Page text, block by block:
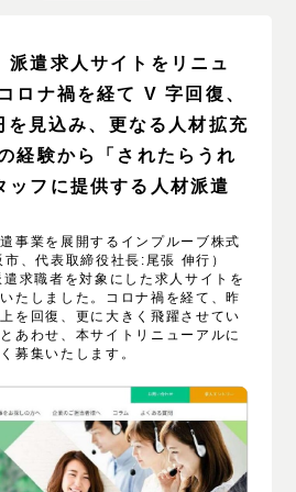
派遣求人サイトをリニュ
ロナ禍を経て V 字回復、
見込み、更なる人材拡充
経験から「されたらうれ
ッフに提供する人材派遣
事業を展開するインプルーブ株式
、代表取締役社⾧:尾張 伸行）
求職者を対象にした求人サイトを
たしました。コロナ禍を経て、昨
を回復、更に大きく飛躍させてい
あわせ、本サイトリニューアルに
募集いたします。